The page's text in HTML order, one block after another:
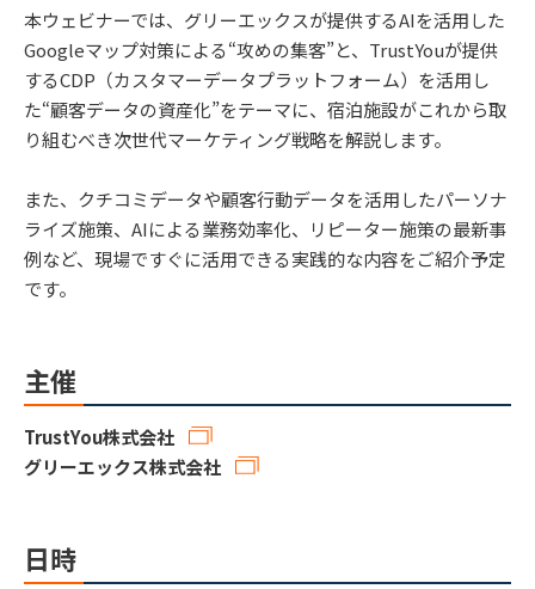
本ウェビナーでは、グリーエックスが提供するAIを活用した
Googleマップ対策による“攻めの集客”と、TrustYouが提供
するCDP（カスタマーデータプラットフォーム）を活用し
た“顧客データの資産化”をテーマに、宿泊施設がこれから取
り組むべき次世代マーケティング戦略を解説します。
また、クチコミデータや顧客行動データを活用したパーソナ
ライズ施策、AIによる業務効率化、リピーター施策の最新事
例など、現場ですぐに活用できる実践的な内容をご紹介予定
です。
主催
TrustYou株式会社
グリーエックス株式会社
日時